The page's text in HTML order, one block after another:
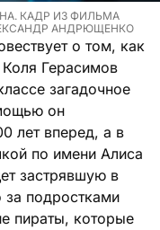
КАДР ИЗ ФИЛЬМА
АНДРЮЩЕНКО
о том, как
Герасимов
загадочное
он
лет вперед, а в
по имени Алиса
застрявшую в
подростками
пираты, которые